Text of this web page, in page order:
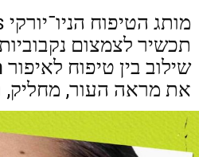
תכשיר לצמצום
את מראה העור, מחליק,